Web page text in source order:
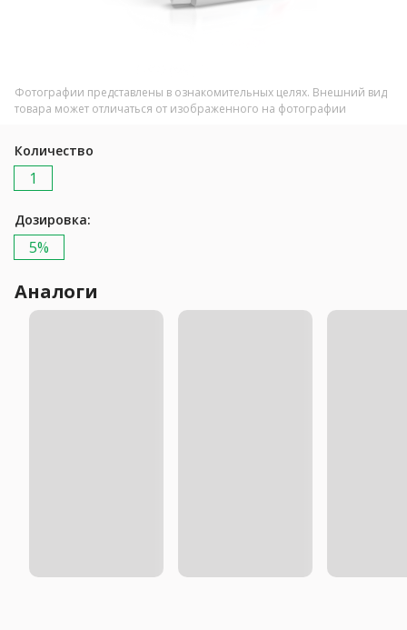
Фотографии представлены в ознакомительных целях. Внешний вид
товара может отличаться от изображенного на фотографии
Количество
1
Дозировка:
5%
Аналоги